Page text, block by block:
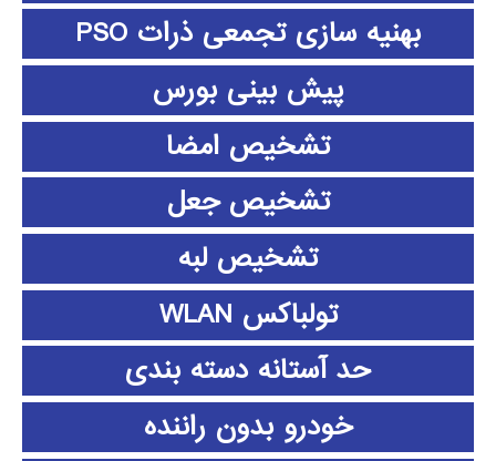
بهنیه سازی تجمعی ذرات PSO
پیش بینی بورس
تشخیص امضا
تشخیص جعل
تشخیص لبه
تولباکس WLAN
حد آستانه دسته بندی
خودرو بدون راننده